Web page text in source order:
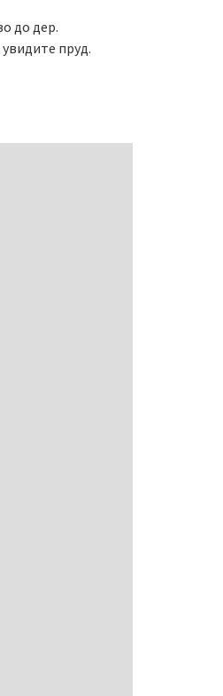
до дер.
пруд.